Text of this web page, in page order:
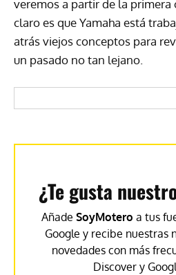
veremos a partir de la primera
claro es que Yamaha está
atrás viejos conceptos para
un pasado no tan lejano.
¿Te gusta
Añade SoyMotero a tus
Google y recibe nuestras
novedades con más
Discover y